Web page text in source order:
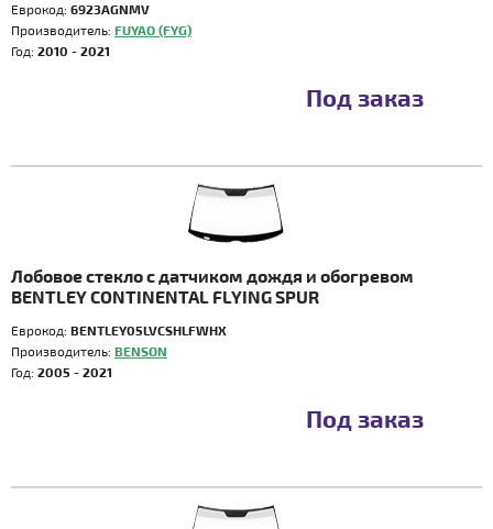
Еврокод: 6923AGNMV
Производитель: FUYAO (FYG)
Год: 2010 - 2021
Под заказ
Лобовое стекло с датчиком дождя и обогревом
BENTLEY CONTINENTAL FLYING SPUR
Еврокод: BENTLEY05LVCSHLFWHX
Производитель: BENSON
Год: 2005 - 2021
Под заказ